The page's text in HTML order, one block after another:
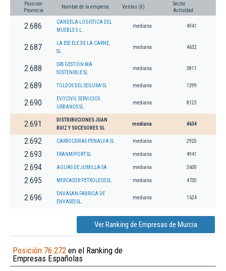
Posición
Provincia
Nombre de la empresa Ventas (€)
Sector
Actividad
2.686
CANDELA LOGISTICA DEL
MUEBLE S.L.
mediana 4941
2.687
LA ESE ELE DE LA CARNE,
SL.
mediana 4632
2.688
3RS GESTION MA
SOSTENIBLE SL
mediana 3811
2.689 TOLDOS DEL SEGURA SL mediana 1399
2.690
EVOCIVIL SERVICIOS
URBANOS SL.
mediana 8123
2.691
DISTRIBUCIONES JUAN
RUIZ Y SUCESORES SL
mediana 4634
2.692 CARROCERIAS PENALVA SL mediana 2920
2.693 FRANMIPORT SL mediana 4941
2.694 AGUAS DE JUMILLA SA mediana 3600
2.695 MERCADER PETROLEOS SL mediana 4730
2.696
ENVASAN FABRICA DE
ENVASES SL.
mediana 1624
Ver Ranking de Empresas de Murcia
Posición 76.272 en el Ranking de
Empresas Españolas